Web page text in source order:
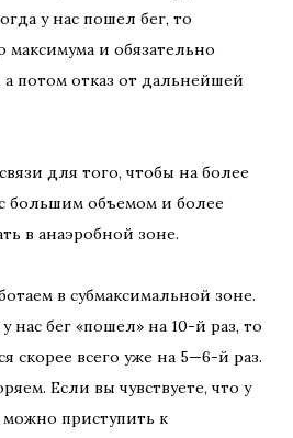
у нас пошел бег, то
максимума и обязательно
а потом отказ от дальнейшей
для того, чтобы на более
большим объемом и более
в анаэробной зоне.
в субмаксимальной зоне.
нас бег «пошел» на 10-й раз, то
скорее всего уже на 5—6-й раз.
Если вы чувствуете, что у
можно приступить к